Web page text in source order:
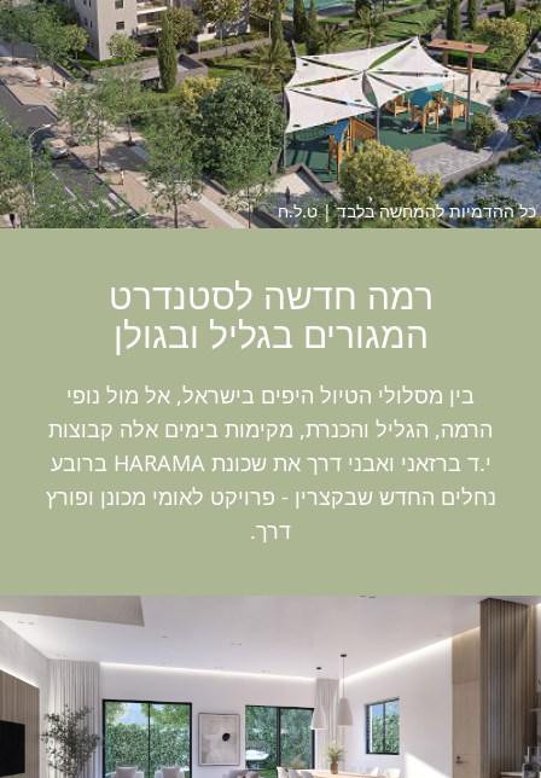
להמחשה בלבד | ט.ל.ח
רמה חדשה לסטנדרט
המגורים בגליל ובגולן
בין מסלולי הטיול היפים בישראל, אל מול נופי
הרמה, הגליל והכנרת, מקימות בימים אלה קבוצות
י.ד ברזאני ואבני דרך את שכונת HARAMA ברובע
החדש שבקצרין - פרויקט לאומי מכונן ופורץ